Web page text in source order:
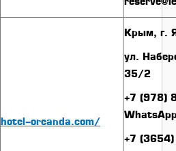
hotel-oreanda.com/
Крым,
ул.
35/2
+7 (978)
+7